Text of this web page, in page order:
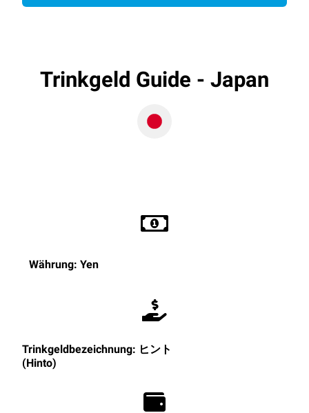
Trinkgeld Guide - Japan
Währung: Yen
Trinkgeldbezeichnung: ヒント
(Hinto)